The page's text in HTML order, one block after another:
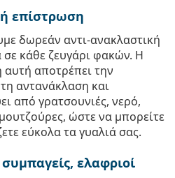
επίστρωση
δωρεάν αντι-ανακλαστική
κάθε ζευγάρι φακών. Η
αποτρέπει την
αντανάκλαση και
από γρατσουνιές, νερό,
ώστε να μπορείτε
εύκολα τα γυαλιά σας.
ελαφριοί